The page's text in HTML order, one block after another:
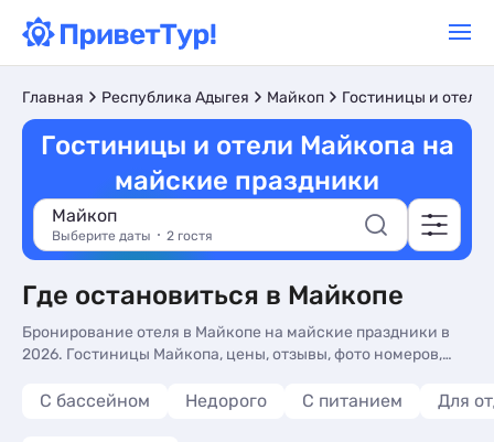
Главная Республика Адыгея Майкоп Гостиницы и отели
Гостиницы и отели Майкопа на
майские праздники
Майкоп
Выберите даты 2 гостя
Где остановиться в Майкопе
Бронирование отеля в Майкопе на майские праздники в
2026. Гостиницы Майкопа, цены, отзывы, фото номеров,
С бассейном Недорого С питанием Для